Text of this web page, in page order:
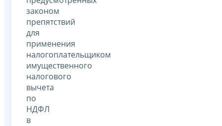
законом
препятствий
для
применения
налогоплательщиком
имущественного
налогового
вычета
по
НДФЛ
в